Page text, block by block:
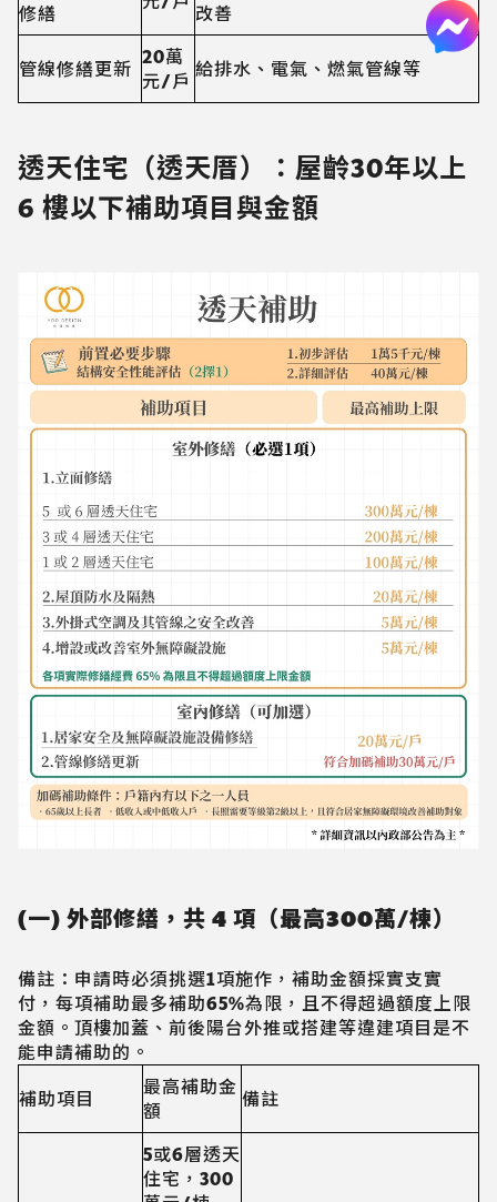
修繕
改善
管線修繕更新 20萬
元/戶 給排水、電氣、燃氣管線等
透天住宅（透天厝）：屋齡30年以上
6 樓以下補助項目與金額
(一) 外部修繕，共 4 項（最高300萬/棟）
備註：申請時必須挑選1項施作，補助金額採實支實
付，每項補助最多補助65%為限，且不得超過額度上限
金額。頂樓加蓋、前後陽台外推或搭建等違建項目是不
能申請補助的。
補助項目
最高補助金
額
備註
5或6層透天
住宅，300